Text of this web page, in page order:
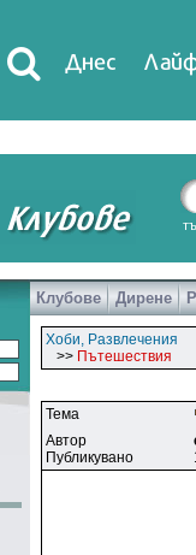
Днес
Games
Клубове Дирене
Хоби, Развлечения
>> Пътешествия
Тема
Автор
Публикувано